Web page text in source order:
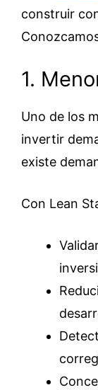
construir
1.
Uno de los
invertir
existe
Con Lean